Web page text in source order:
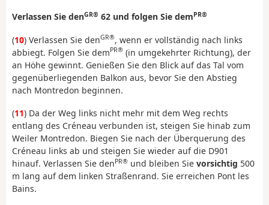
Verlassen Sie denGR® 62 und folgen Sie demPR®
(10) Verlassen Sie denGR®, wenn er vollständig nach links
abbiegt. Folgen Sie demPR® (in umgekehrter Richtung), der
an Höhe gewinnt. Genießen Sie den Blick auf das Tal vom
gegenüberliegenden Balkon aus, bevor Sie den Abstieg
nach Montredon beginnen.
(11) Da der Weg links nicht mehr mit dem Weg rechts
entlang des Créneau verbunden ist, steigen Sie hinab zum
Weiler Montredon. Biegen Sie nach der Überquerung des
Créneau links ab und steigen Sie wieder auf die D901
hinauf. Verlassen Sie denPR® und bleiben Sie vorsichtig 500
m lang auf dem linken Straßenrand. Sie erreichen Pont les
Bains.